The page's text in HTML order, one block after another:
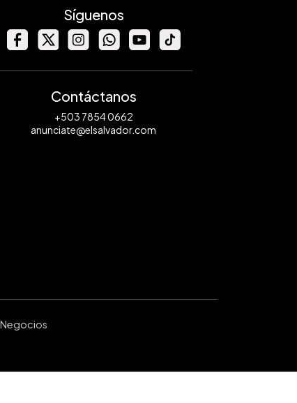
Síguenos
Contáctanos
+503 7854 0662
anunciate@elsalvador.com